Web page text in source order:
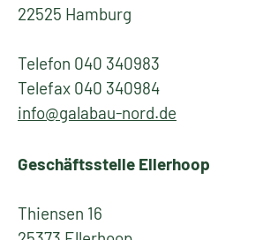
22525 Hamburg
Telefon 040 340983
Telefax 040 340984
info@galabau-nord.de
Geschäftsstelle Ellerhoop
Thiensen 16